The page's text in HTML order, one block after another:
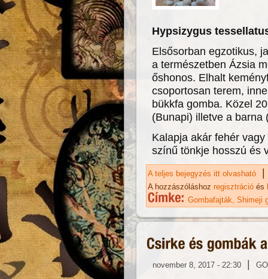
Hypsizygus
Elsősorban egzotikus,
a természetben Ázsia
őshonos. Elhalt
csoportosan terem,
bükkfa gomba. Közel
(Bunapi) illetve a barna
Kalapja akár fehér
színű tönkje hosszú és
A teljes bejegyzés itt olvasható |
A hozzászóláshoz regisztráció és
Gombafajták Shimeji
november 8, 2017 - 22:30 |